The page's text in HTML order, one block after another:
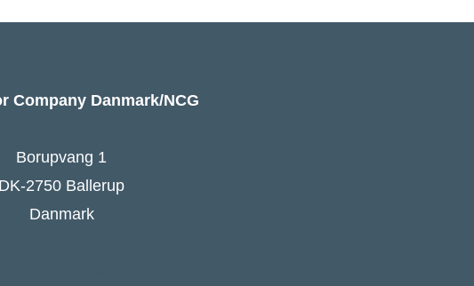
Company Danmark/NCG
Borupvang 1
DK-2750 Ballerup
Danmark